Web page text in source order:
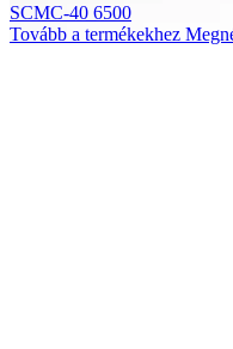
SCMC-40 6500
Tovább a termékekhez